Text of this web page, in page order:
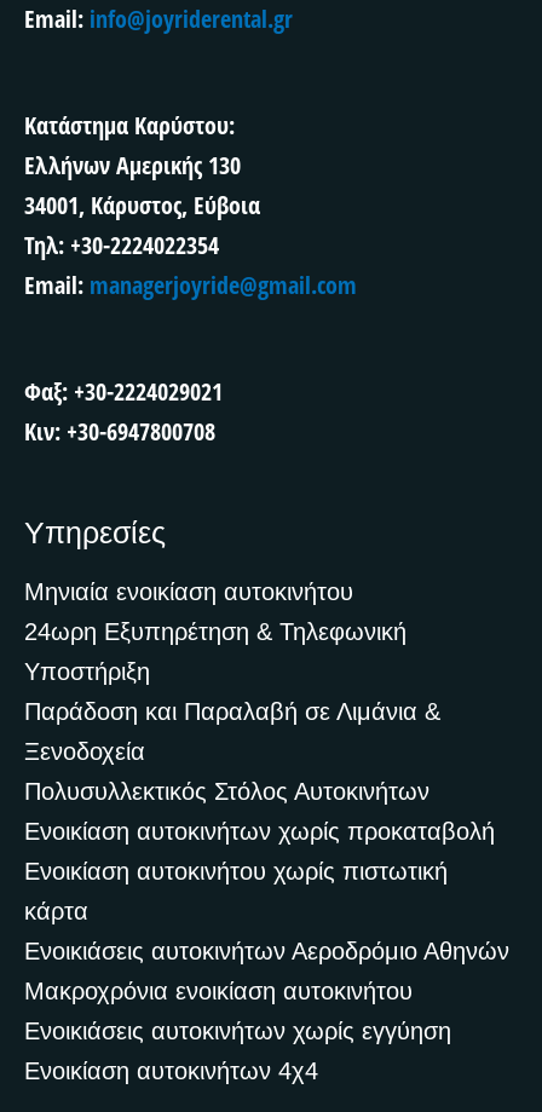
Υπηρεσίες
Μηνιαία ενοικίαση αυτοκινήτου
24ωρη Εξυπηρέτηση & Τηλεφωνική
Υποστήριξη
Παράδοση και Παραλαβή σε Λιμάνια &
Ξενοδοχεία
Πολυσυλλεκτικός Στόλος Αυτοκινήτων
Ενοικίαση αυτοκινήτων χωρίς προκαταβολή
Ενοικίαση αυτοκινήτου χωρίς πιστωτική
κάρτα
Ενοικιάσεις αυτοκινήτων Αεροδρόμιο Αθηνών
Μακροχρόνια ενοικίαση αυτοκινήτου
Ενοικιάσεις αυτοκινήτων χωρίς εγγύηση
Ενοικίαση αυτοκινήτων 4χ4
Email: info@joyriderental.gr
Κατάστημα Καρύστου:
Ελλήνων Αμερικής 130
34001, Κάρυστος, Εύβοια
Τηλ: +30-2224022354
Email: managerjoyride@gmail.com
Φαξ: +30-2224029021
Κιν: +30-6947800708